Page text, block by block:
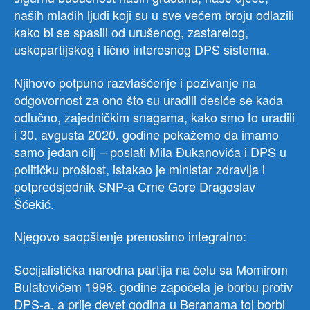
naših mladih ljudi koji su u sve većem broju odlazili
kako bi se spasili od urušenog, zastarelog,
uskopartijskog i lično interesnog DPS sistema.
Njihovo potpuno razvlašćenje i pozivanje na
odgovornost za ono što su uradili desiće se kada
odlučno, zajedničkim snagama, kako smo to uradili
i 30. avgusta 2020. godine pokažemo da imamo
samo jedan cilj – poslati Mila Đukanovića i DPS u
političku prošlost, istakao je ministar zdravlja i
potpredsjednik SNP-a Crne Gore Dragoslav
Šćekić.
Njegovo saopštenje prenosimo integralno:
Socijalistička narodna partija na čelu sa Momirom
Bulatovićem 1998. godine započela je borbu protiv
DPS-a, a prije devet godina u Beranama toj borbi